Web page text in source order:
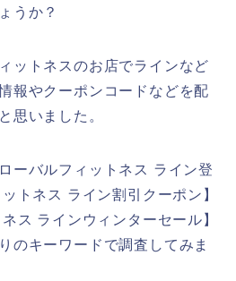
うか？
ットネスのお店でラインなど
報やクーポンコードなどを配
思いました。
ーバルフィットネス ライン登
トネス ライン割引クーポン】
ス ラインウィンターセール】
のキーワードで調査してみま